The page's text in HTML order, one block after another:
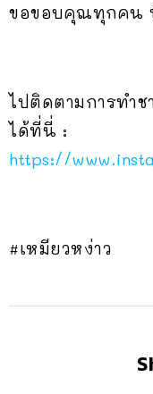
ขอขอบคุณทุกคน
ไปติดตามการทำ
ได้ที่นี่ :
https://
#เหมียวหง่าว